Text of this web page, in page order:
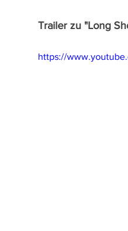
Trailer zu "Long
https://